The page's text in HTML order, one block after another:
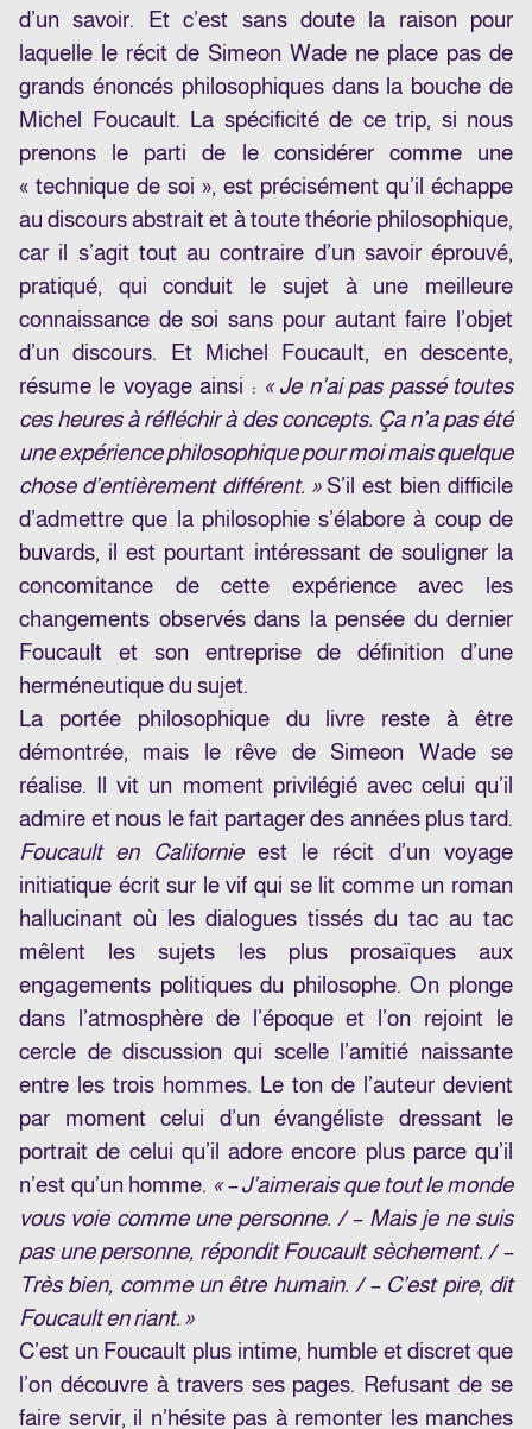
d’un savoir. Et c’est sans doute la raison pour
laquelle le récit de Simeon Wade ne place pas de
grands énoncés philosophiques dans la bouche de
Michel Foucault. La spécificité de ce trip, si nous
prenons le parti de le considérer comme une
« technique de soi », est précisément qu’il échappe
au discours abstrait et à toute théorie philosophique,
car il s’agit tout au contraire d’un savoir éprouvé,
pratiqué, qui conduit le sujet à une meilleure
connaissance de soi sans pour autant faire l’objet
d’un discours. Et Michel Foucault, en descente,
résume le voyage ainsi : « Je n’ai pas passé toutes
ces heures à réfléchir à des concepts. Ça n’a pas été
une expérience philosophique pour moi mais quelque
chose d’entièrement différent. » S’il est bien difficile
d’admettre que la philosophie s’élabore à coup de
buvards, il est pourtant intéressant de souligner la
concomitance de cette expérience avec les
changements observés dans la pensée du dernier
Foucault et son entreprise de définition d’une
herméneutique du sujet.
La portée philosophique du livre reste à être
démontrée, mais le rêve de Simeon Wade se
réalise. Il vit un moment privilégié avec celui qu’il
admire et nous le fait partager des années plus tard.
Foucault en Californieest le récit d’un voyage
initiatique écrit sur le vif qui se lit comme un roman
hallucinant où les dialogues tissés du tac au tac
mêlent les sujets les plus prosaïques aux
engagements politiques du philosophe. On plonge
dans l’atmosphère de l’époque et l’on rejoint le
cercle de discussion qui scelle l’amitié naissante
entre les trois hommes. Le ton de l’auteur devient
par moment celui d’un évangéliste dressant le
portrait de celui qu’il adore encore plus parce qu’il
n’est qu’un homme. « – J’aimerais que tout le monde
vous voie comme une personne. / – Mais je ne suis
pas une personne, répondit Foucault sèchement. / –
Très bien, comme un être humain. / – C’est pire, dit
Foucault en riant. »
C’est un Foucault plus intime, humble et discret que
l’on découvre à travers ses pages. Refusant de se
faire servir, il n’hésite pas à remonter les manches